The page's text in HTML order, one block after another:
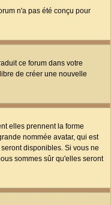
n'a pas été conçu pour
ce forum dans votre
de créer une nouvelle
elles prennent la forme
nommée avatar, qui est
disponibles. Si vous ne
sommes sûr qu'elles seront